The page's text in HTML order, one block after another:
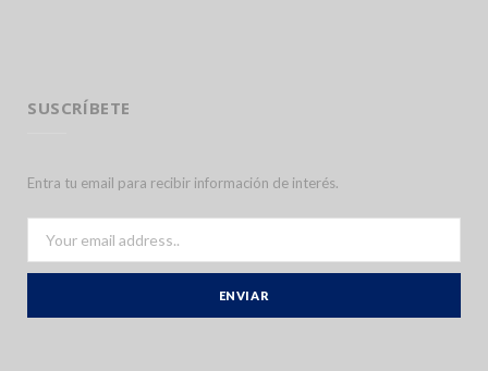
SUSCRÍBETE
Entra tu email para recibir información de interés.